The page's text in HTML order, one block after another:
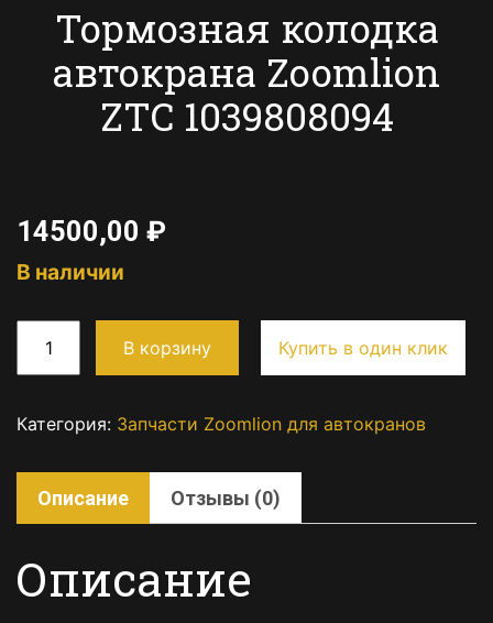
Тормозная колодка
автокрана Zoomlion
ZTC 1039808094
14500,00 ₽
В наличии
В корзину Купить в один клик
Категория: Запчасти Zoomlion для автокранов
Описание Отзывы (0)
Описание